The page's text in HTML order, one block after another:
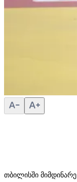
თბილისში